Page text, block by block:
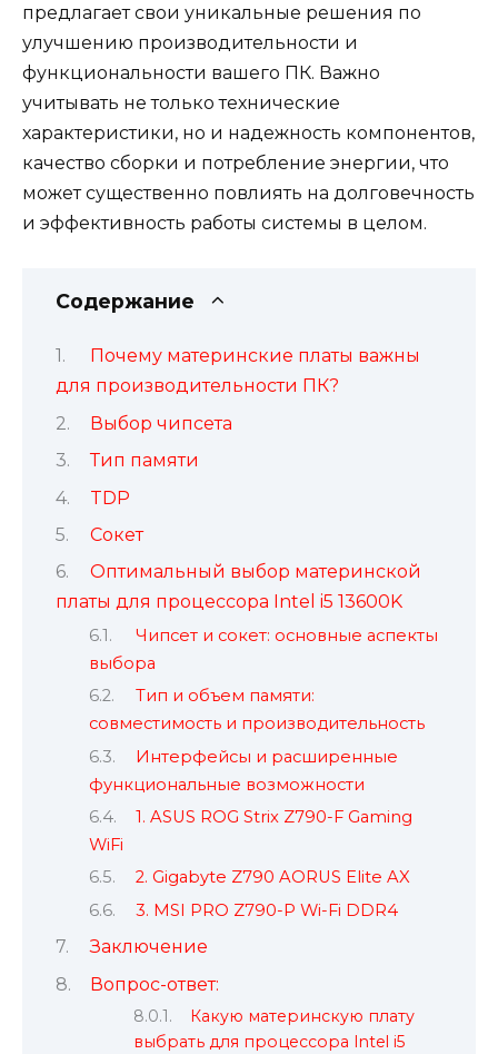
предлагает свои уникальные решения по
улучшению производительности и
функциональности вашего ПК. Важно
учитывать не только технические
характеристики, но и надежность компонентов,
качество сборки и потребление энергии, что
может существенно повлиять на долговечность
и эффективность работы системы в целом.
Содержание
Почему материнские платы важны
для производительности ПК?
Выбор чипсета
Тип памяти
TDP
Сокет
Оптимальный выбор материнской
платы для процессора Intel i5 13600K
Чипсет и сокет: основные аспекты
выбора
Тип и объем памяти:
совместимость и производительность
Интерфейсы и расширенные
функциональные возможности
1. ASUS ROG Strix Z790-F Gaming
WiFi
2. Gigabyte Z790 AORUS Elite AX
3. MSI PRO Z790-P Wi-Fi DDR4
Заключение
Вопрос-ответ:
Какую материнскую плату
выбрать для процессора Intel i5